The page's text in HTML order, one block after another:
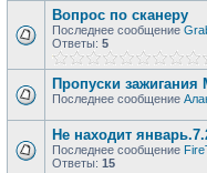
Вопрос по сканеру
Последнее сообщение
Ответы: 5
Пропуски зажигания
Последнее сообщение
Не находит
Последнее сообщение
Ответы: 15